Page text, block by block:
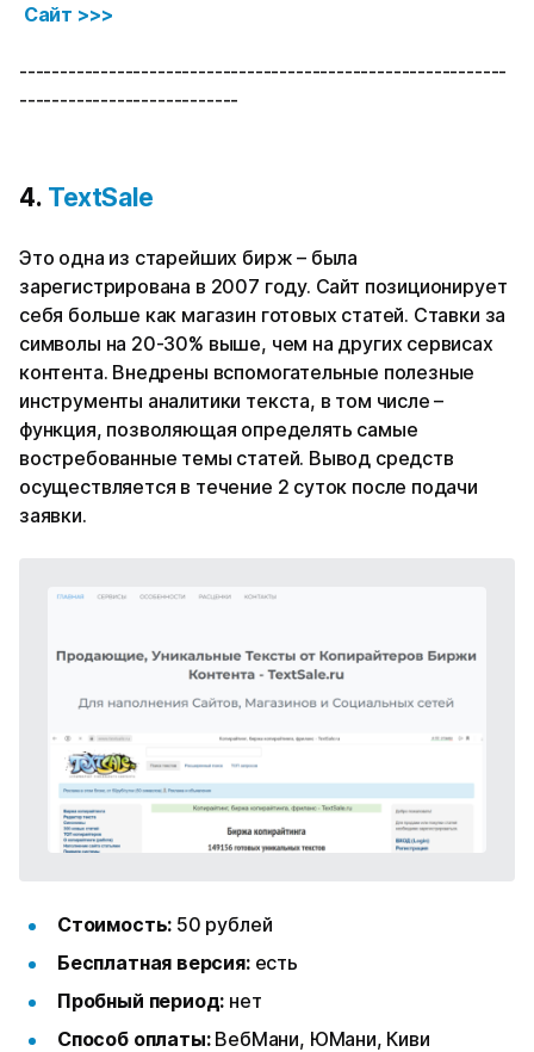
Сайт >>>
------------------------------------------------------------
---------------------------
4. TextSale
Это одна из старейших бирж – была
зарегистрирована в 2007 году. Сайт позиционирует
себя больше как магазин готовых статей. Ставки за
символы на 20-30% выше, чем на других сервисах
контента. Внедрены вспомогательные полезные
инструменты аналитики текста, в том числе –
функция, позволяющая определять самые
востребованные темы статей. Вывод средств
осуществляется в течение 2 суток после подачи
заявки.
Стоимость: 50 рублей
Бесплатная версия: есть
Пробный период: нет
Способ оплаты: ВебМани, ЮМани, Киви